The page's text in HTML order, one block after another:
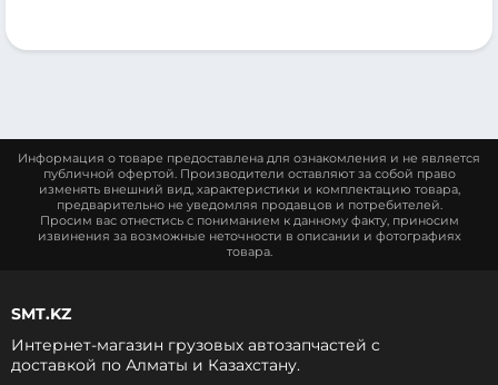
Информация о товаре предоставлена для ознакомления и не является
публичной офертой. Производители оставляют за собой право
изменять внешний вид, характеристики и комплектацию товара,
предварительно не уведомляя продавцов и потребителей.
Просим вас отнестись с пониманием к данному факту, приносим
извинения за возможные неточности в описании и фотографиях
товара.
SMT.KZ
Интернет-магазин грузовых автозапчастей c
доставкой по Алматы и Казахстану.